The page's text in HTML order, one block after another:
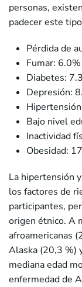
personas,
padecer este
Pérdida de
Fumar: 6.0%
Diabetes:
Depresión:
Bajo nivel
Inactividad
Obesidad:
La hipertensión
los factores de
participantes,
origen étnico. A
afroamericanas
Alaska (20,3 %)
mediana edad
enfermedad de